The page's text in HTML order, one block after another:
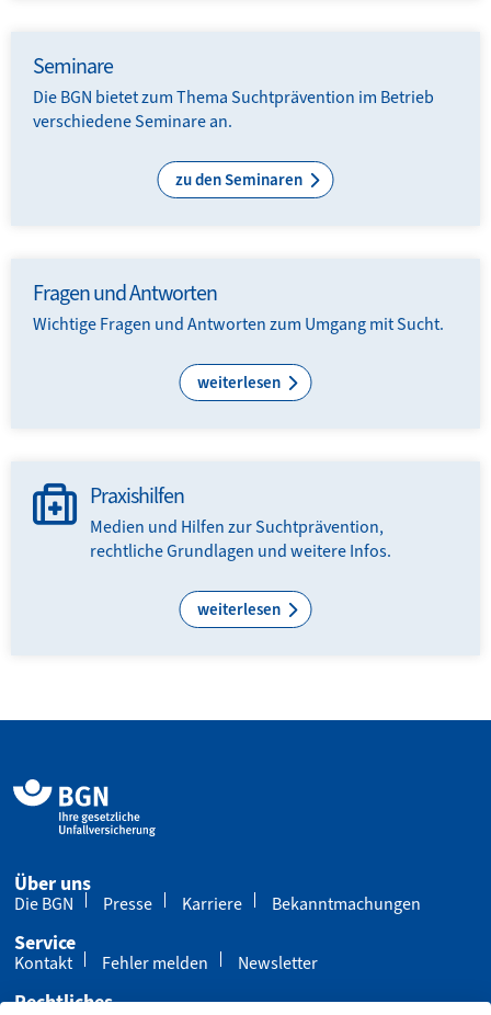
Seminare
Die BGN bietet zum Thema Suchtprävention im Betrieb
ver­schiede­ne Seminare an.
zu den Seminaren
Fragen und Antworten
Wichtige Fragen und Antworten zum Umgang mit Sucht.
weiterlesen
Praxishilfen
Medien und Hilfen zur Suchtprävention,
rechtliche Grundlagen und weitere Infos.
weiterlesen
Über uns
Die BGN Presse Karriere Bekanntmachungen
Service
Kontakt Fehler melden Newsletter
Rechtliches